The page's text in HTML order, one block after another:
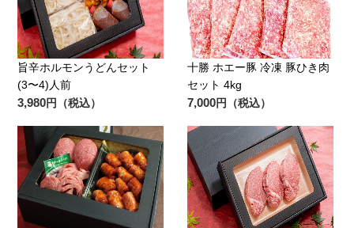
旨辛ホルモンうどんセット
(3〜4)人前
3,980円（税込）
十勝 ホエー豚 冷凍 豚ひき肉
セット 4kg
7,000円（税込）